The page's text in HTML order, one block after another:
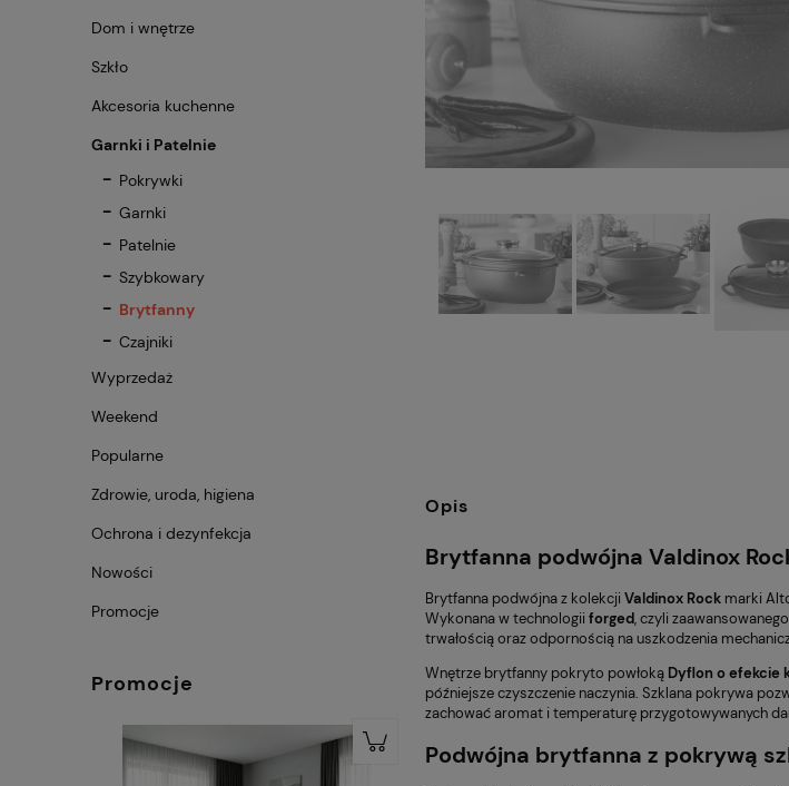
Dom i wnętrze
Szkło
Akcesoria kuchenne
Garnki i Patelnie
Pokrywki
Garnki
Patelnie
Szybkowary
Brytfanny
Czajniki
Wyprzedaż
Weekend
Popularne
Zdrowie, uroda, higiena
Ochrona i dezynfekcja
Nowości
Promocje
Promocje
Opis
Brytfanna podwójna Valdinox
Brytfanna podwójna z kolekcji Valdinox Rock marki
Wykonana w technologii forged, czyli
trwałością oraz odpornością na uszkodzenia
Wnętrze brytfanny pokryto powłoką Dyflon o efekcie
późniejsze czyszczenie naczynia. Szklana pokrywa
zachować aromat i temperaturę przygotowywanych
Podwójna brytfanna z pokrywą